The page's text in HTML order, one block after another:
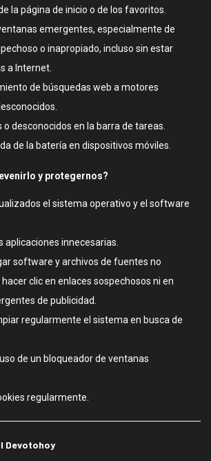
la página de inicio o de los favoritos.
emergentes, especialmente de
o inapropiado, incluso sin estar
a Internet.
de búsquedas web a motores
o desconocidos en la barra de tareas.
de la batería en dispositivos móviles.
y protegernos?
el sistema operativo y el software
aplicaciones innecesarias.
software y archivos de fuentes no
clic en enlaces sospechosos ni en
de publicidad.
regularmente el sistema en busca de
de un bloqueador de ventanas
regularmente.
Devotohoy